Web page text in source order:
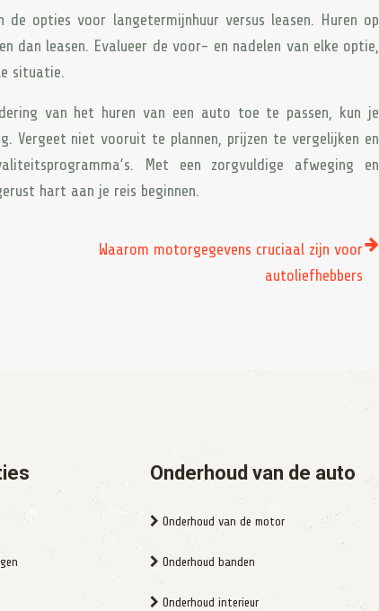
opties voor langetermijnhuur versus leasen. Huren op
leasen. Evalueer de voor- en nadelen van elke optie,
situatie.
van het huren van een auto toe te passen, kun je
Vergeet niet vooruit te plannen, prijzen te vergelijken en
Met een zorgvuldige afweging en
hart aan je reis beginnen.
Waarom motorgegevens cruciaal zijn voor
autoliefhebbers
Onderhoud van de auto
Onderhoud van de motor
Onderhoud banden
Onderhoud interieur